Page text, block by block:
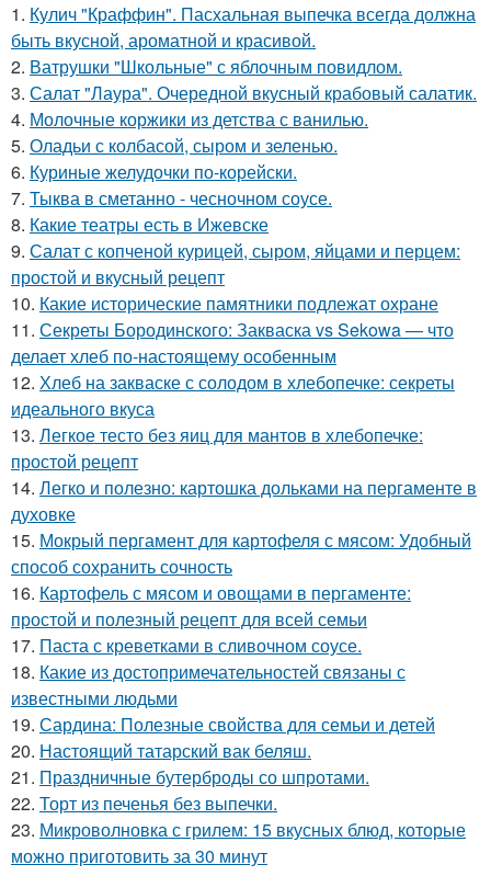
1. Кулич "Краффин". Пасхальная выпечка всегда должна
быть вкусной, ароматной и красивой.
2. Ватрушки "Школьные" с яблочным повидлом.
3. Салат "Лаура". Очередной вкусный крабовый салатик.
4. Молочные коржики из детства с ванилью.
5. Оладьи с колбасой, сыром и зеленью.
6. Куриные желудочки по-корейски.
7. Тыква в сметанно - чесночном соусе.
8. Какие театры есть в Ижевске
9. Салат с копченой курицей, сыром, яйцами и перцем:
простой и вкусный рецепт
10. Какие исторические памятники подлежат охране
11. Секреты Бородинского: Закваска vs Sekowa — что
делает хлеб по-настоящему особенным
12. Хлеб на закваске с солодом в хлебопечке: секреты
идеального вкуса
13. Легкое тесто без яиц для мантов в хлебопечке:
простой рецепт
14. Легко и полезно: картошка дольками на пергаменте в
духовке
15. Мокрый пергамент для картофеля с мясом: Удобный
способ сохранить сочность
16. Картофель с мясом и овощами в пергаменте:
простой и полезный рецепт для всей семьи
17. Паста с креветками в сливочном соусе.
18. Какие из достопримечательностей связаны с
известными людьми
19. Сардина: Полезные свойства для семьи и детей
20. Настоящий татарский вак беляш.
21. Праздничные бутерброды со шпротами.
22. Торт из печенья без выпечки.
23. Микроволновка с грилем: 15 вкусных блюд, которые
можно приготовить за 30 минут